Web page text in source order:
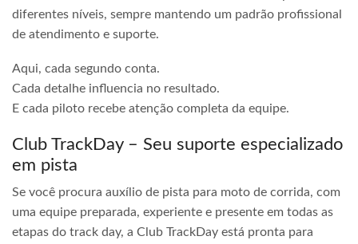
diferentes níveis, sempre mantendo um padrão profissional
de atendimento e suporte.
Aqui, cada segundo conta.
Cada detalhe influencia no resultado.
E cada piloto recebe atenção completa da equipe.
Club TrackDay – Seu suporte especializado
em pista
Se você procura auxílio de pista para moto de corrida, com
uma equipe preparada, experiente e presente em todas as
etapas do track day, a Club TrackDay está pronta para